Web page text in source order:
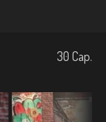
30 Cap.